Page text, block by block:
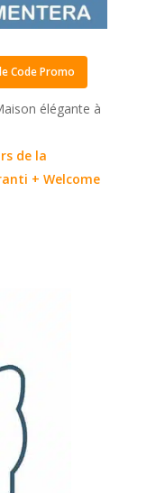
Code Promo
élégante à
de la
+ Welcome